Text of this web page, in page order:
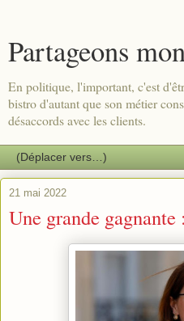
Partageons
En politique, l'important, c'est
bistro d'autant que son métier
désaccords avec les clients.
21 mai 2022
Une grande